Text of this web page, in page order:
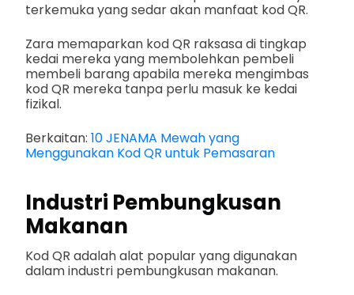
terkemuka yang sedar akan manfaat kod QR.
Zara memaparkan kod QR raksasa di tingkap
kedai mereka yang membolehkan pembeli
membeli barang apabila mereka mengimbas
kod QR mereka tanpa perlu masuk ke kedai
fizikal.
Berkaitan: 10 JENAMA Mewah yang
Menggunakan Kod QR untuk Pemasaran
Industri Pembungkusan
Makanan
Kod QR adalah alat popular yang digunakan
dalam industri pembungkusan makanan.